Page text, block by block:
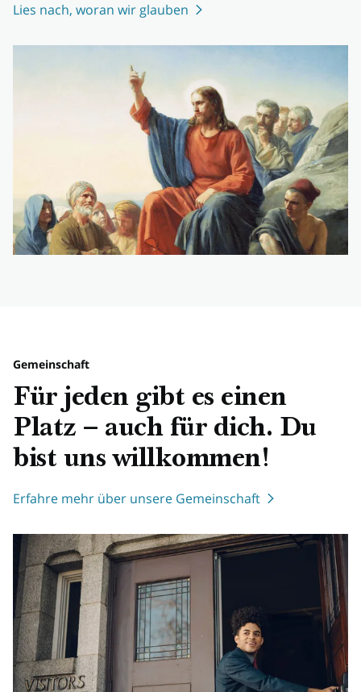
Lies nach, woran wir glauben
Gemeinschaft
Für jeden gibt es einen
Platz – auch für dich. Du
bist uns willkommen!
Erfahre mehr über unsere Gemeinschaft